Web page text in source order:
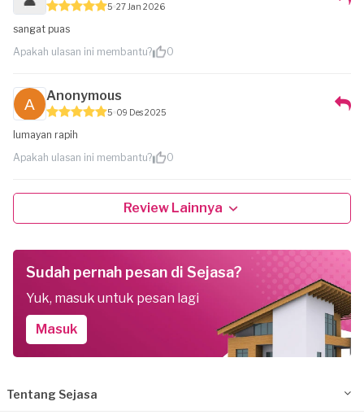
5 27 Jan 2026
sangat puas
Apakah ulasan ini membantu?
0
Anonymous
5 09 Des 2025
lumayan rapih
Apakah ulasan ini membantu?
0
Review Lainnya
Sudah pernah pesan di Sejasa?
Yuk, masuk untuk pesan lagi
Masuk
Tentang Sejasa